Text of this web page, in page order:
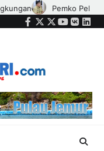
Perlengkapan
Facebook
Twitter
Instagram
Youtube
VK